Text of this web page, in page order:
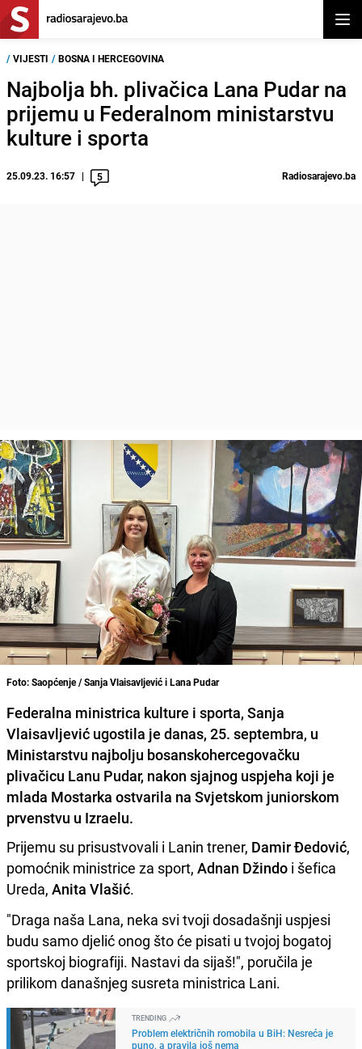
/ VIJESTI / BOSNA I HERCEGOVINA
Najbolja bh. plivačica Lana Pudar na
prijemu u Federalnom ministarstvu
kulture i sporta
25.09.23. 16:57 5 Radiosarajevo.ba
Foto: Saopćenje / Sanja Vlaisavljević i Lana Pudar
Federalna ministrica kulture i sporta, Sanja
Vlaisavljević ugostila je danas, 25. septembra, u
Ministarstvu najbolju bosanskohercegovačku
plivačicu Lanu Pudar, nakon sjajnog uspjeha koji je
mlada Mostarka ostvarila na Svjetskom juniorskom
prvenstvu u Izraelu.
Prijemu su prisustvovali i Lanin trener, Damir Đedović,
pomoćnik ministrice za sport, Adnan Džindo i šefica
Ureda, Anita Vlašić.
"Draga naša Lana, neka svi tvoji dosadašnji uspjesi
budu samo djelić onog što će pisati u tvojoj bogatoj
sportskoj biografiji. Nastavi da sijaš!", poručila je
prilikom današnjeg susreta ministrica Lani.
TRENDING
Problem električnih romobila u BiH: Nesreća je
puno, a pravila još nema